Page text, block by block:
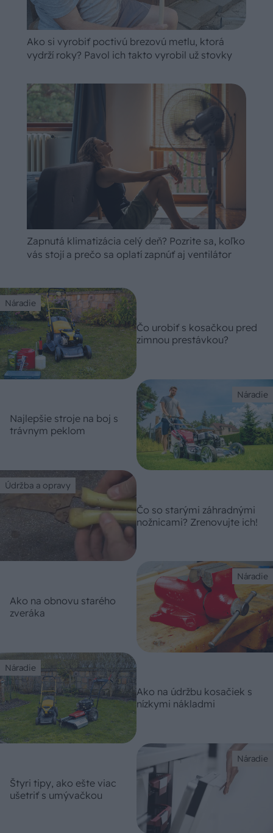
Ako si vyrobiť poctivú brezovú metlu, ktorá
vydrží roky? Pavol ich takto vyrobil už stovky
Zapnutá klimatizácia celý deň? Pozrite sa, koľko
vás stojí a prečo sa oplatí zapnúť aj ventilátor
Náradie
Čo urobiť s kosačkou pred
zimnou prestávkou?
Náradie
Najlepšie stroje na boj s
trávnym peklom
Údržba a opravy
Čo so starými záhradnými
nožnicami? Zrenovujte ich!
Náradie
Ako na obnovu starého
zveráka
Náradie
Ako na údržbu kosačiek s
nízkymi nákladmi
Náradie
Štyri tipy, ako ešte viac
ušetriť s umývačkou